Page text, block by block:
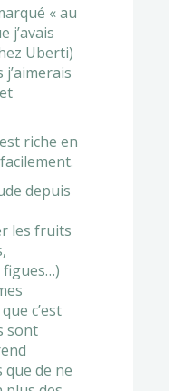
« au
j’avais
Uberti)
j’aimerais
riche en
depuis
les fruits
c’est
sont
de ne